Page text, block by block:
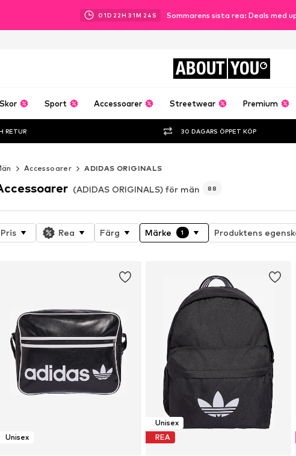
01D 22H 31M 21 S Sommarens sista rea: Deals med
ABOUT YOU
Skor Sport Accessoarer Streetwear Premium
RETUR 30 DAGARS ÖPPET KÖP
Accessoarer ADIDAS ORIGINALS
(ADIDAS ORIGINALS) för män 88
Pris Rea Färg Märke 1 Produktens
Unisex
Unisex
REA